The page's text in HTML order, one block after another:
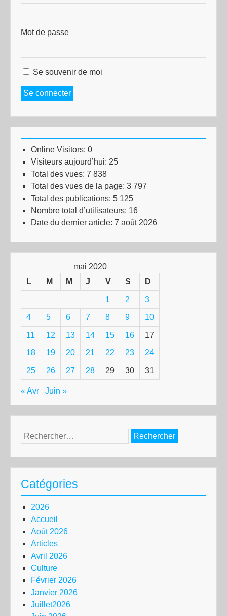
Mot de passe
Se souvenir de moi
Se connecter
Online Visitors: 0
Visiteurs aujourd’hui: 25
Total des vues: 7 838
Total des vues de la page: 3 797
Total des publications: 5 125
Nombre total d’utilisateurs: 16
Date du dernier article: 7 août 2026
mai 2020
L
M M J V S D
1 2 3
4 5 6 7 8 9 10
11 12 13 14 15 16 17
18 19 20 21 22 23 24
25 26 27 28 29 30 31
« Avr Juin »
Rechercher :
Catégories
2026
Accueil
Août 2026
Articles
Avril 2026
Culture
Février 2026
Janvier 2026
Juillet2026